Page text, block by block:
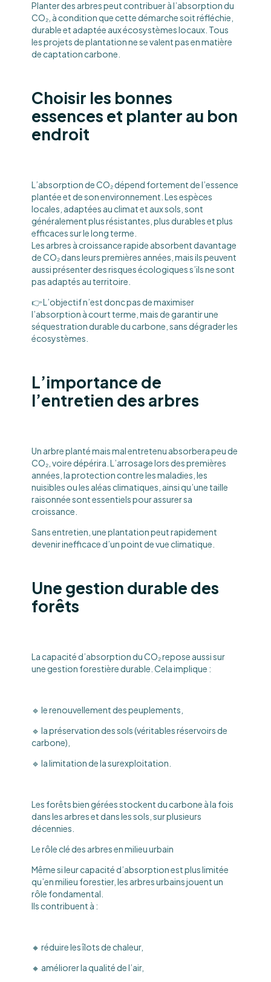
Planter des arbres peut contribuer à l’absorption du
CO₂, à condition que cette démarche soit réfléchie,
durable et adaptée aux écosystèmes locaux. Tous
les projets de plantation ne se valent pas en matière
de captation carbone.
Choisir les bonnes
essences et planter au bon
endroit
L’absorption de CO₂ dépend fortement de l’essence
plantée et de son environnement. Les espèces
locales, adaptées au climat et aux sols, sont
généralement plus résistantes, plus durables et plus
efficaces sur le long terme.
Les arbres à croissance rapide absorbent davantage
de CO₂ dans leurs premières années, mais ils peuvent
aussi présenter des risques écologiques s’ils ne sont
pas adaptés au territoire.
👉 L’objectif n’est donc pas de maximiser
l’absorption à court terme, mais de garantir une
séquestration durable du carbone, sans dégrader les
écosystèmes.
L’importance de
l’entretien des arbres
Un arbre planté mais mal entretenu absorbera peu de
CO₂, voire dépérira. L’arrosage lors des premières
années, la protection contre les maladies, les
nuisibles ou les aléas climatiques, ainsi qu’une taille
raisonnée sont essentiels pour assurer sa
croissance.
Sans entretien, une plantation peut rapidement
devenir inefficace d’un point de vue climatique.
Une gestion durable des
forêts
La capacité d’absorption du CO₂ repose aussi sur
une gestion forestière durable. Cela implique :
🔹 le renouvellement des peuplements,
🔹 la préservation des sols (véritables réservoirs de
carbone),
🔹 la limitation de la surexploitation.
Les forêts bien gérées stockent du carbone à la fois
dans les arbres et dans les sols, sur plusieurs
décennies.
Le rôle clé des arbres en milieu urbain
Même si leur capacité d’absorption est plus limitée
qu’en milieu forestier, les arbres urbains jouent un
rôle fondamental.
Ils contribuent à :
🔸 réduire les îlots de chaleur,
🔸 améliorer la qualité de l’air,